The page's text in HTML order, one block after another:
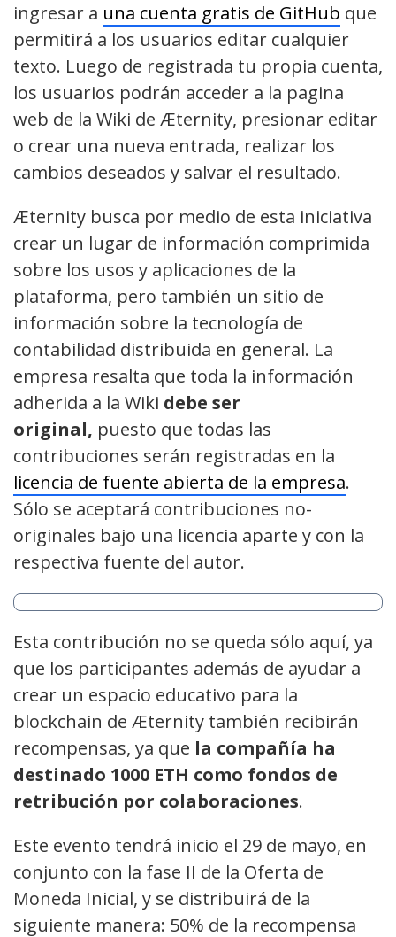
ingresar a una cuenta gratis de GitHub que
permitirá a los usuarios editar cualquier
texto. Luego de registrada tu propia cuenta,
los usuarios podrán acceder a la pagina
web de la Wiki de Æternity, presionar editar
o crear una nueva entrada, realizar los
cambios deseados y salvar el resultado.
Æternity busca por medio de esta iniciativa
crear un lugar de información comprimida
sobre los usos y aplicaciones de la
plataforma, pero también un sitio de
información sobre la tecnología de
contabilidad distribuida en general. La
empresa resalta que toda la información
adherida a la Wiki debe ser
original, puesto que todas las
contribuciones serán registradas en la
licencia de fuente abierta de la empresa.
Sólo se aceptará contribuciones no-
originales bajo una licencia aparte y con la
respectiva fuente del autor.
Esta contribución no se queda sólo aquí, ya
que los participantes además de ayudar a
crear un espacio educativo para la
blockchain de Æternity también recibirán
recompensas, ya que la compañía ha
destinado 1000 ETH como fondos de
retribución por colaboraciones.
Este evento tendrá inicio el 29 de mayo, en
conjunto con la fase II de la Oferta de
Moneda Inicial, y se distribuirá de la
siguiente manera: 50% de la recompensa